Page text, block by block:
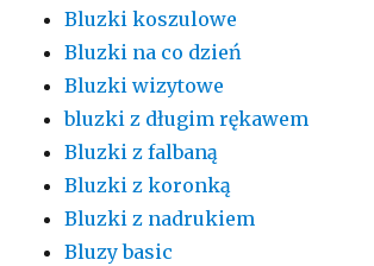
Bluzki koszulowe
Bluzki na co dzień
Bluzki wizytowe
bluzki z długim rękawem
Bluzki z falbaną
Bluzki z koronką
Bluzki z nadrukiem
Bluzy basic